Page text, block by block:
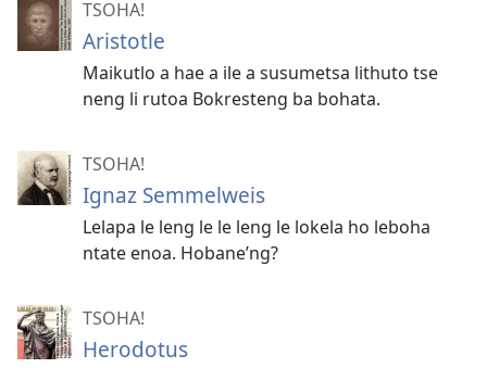
TSOHA!
Aristotle
Maikutlo a hae a ile a susumetsa lithuto tse
neng li rutoa Bokresteng ba bohata.
TSOHA!
Ignaz Semmelweis
Lelapa le leng le le leng le lokela ho leboha
ntate enoa. Hobane’ng?
TSOHA!
Herodotus